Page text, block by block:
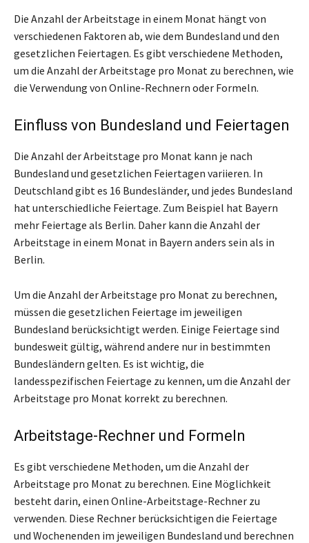
Die Anzahl der Arbeitstage in einem Monat hängt von
verschiedenen Faktoren ab, wie dem Bundesland und den
gesetzlichen Feiertagen. Es gibt verschiedene Methoden,
um die Anzahl der Arbeitstage pro Monat zu berechnen, wie
die Verwendung von Online-Rechnern oder Formeln.
Einfluss von Bundesland und Feiertagen
Die Anzahl der Arbeitstage pro Monat kann je nach
Bundesland und gesetzlichen Feiertagen variieren. In
Deutschland gibt es 16 Bundesländer, und jedes Bundesland
hat unterschiedliche Feiertage. Zum Beispiel hat Bayern
mehr Feiertage als Berlin. Daher kann die Anzahl der
Arbeitstage in einem Monat in Bayern anders sein als in
Berlin.
Um die Anzahl der Arbeitstage pro Monat zu berechnen,
müssen die gesetzlichen Feiertage im jeweiligen
Bundesland berücksichtigt werden. Einige Feiertage sind
bundesweit gültig, während andere nur in bestimmten
Bundesländern gelten. Es ist wichtig, die
landesspezifischen Feiertage zu kennen, um die Anzahl der
Arbeitstage pro Monat korrekt zu berechnen.
Arbeitstage-Rechner und Formeln
Es gibt verschiedene Methoden, um die Anzahl der
Arbeitstage pro Monat zu berechnen. Eine Möglichkeit
besteht darin, einen Online-Arbeitstage-Rechner zu
verwenden. Diese Rechner berücksichtigen die Feiertage
und Wochenenden im jeweiligen Bundesland und berechnen